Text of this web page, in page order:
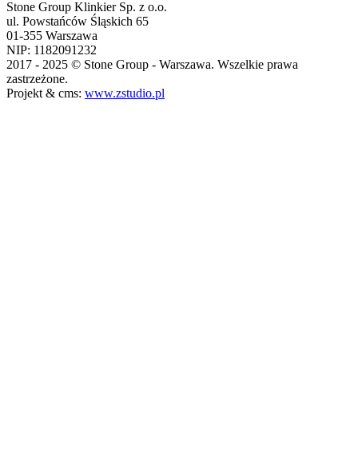
Stone Group Klinkier Sp. z o.o.
ul. Powstańców Śląskich 65
01-355 Warszawa
NIP: 1182091232
2017 - 2025 © Stone Group - Warszawa. Wszelkie prawa
zastrzeżone.
Projekt & cms: www.zstudio.pl